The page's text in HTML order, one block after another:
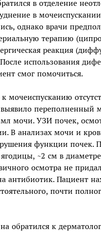
в отделение
в
однако врачи
терапию
реакция
использования
смог помочиться.
выявило переполненный
мочи. УЗИ почек,
В анализах мочи и
функции почек.
~2 см в
осмотра не
антибиотик. Пациент
почти
обратился к